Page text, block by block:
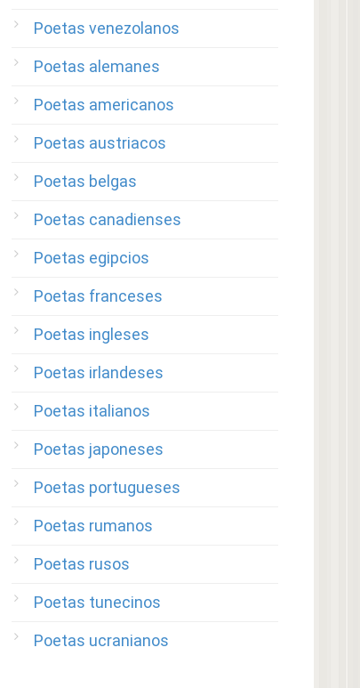
Poetas venezolanos
Poetas alemanes
Poetas americanos
Poetas austriacos
Poetas belgas
Poetas canadienses
Poetas egipcios
Poetas franceses
Poetas ingleses
Poetas irlandeses
Poetas italianos
Poetas japoneses
Poetas portugueses
Poetas rumanos
Poetas rusos
Poetas tunecinos
Poetas ucranianos